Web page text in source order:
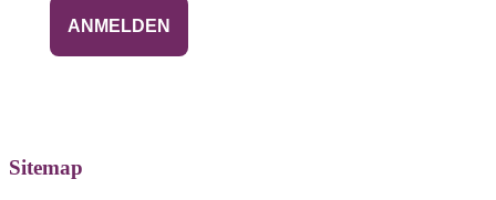
ANMELDEN
Sitemap